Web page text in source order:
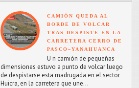
CAMIÓN QUEDA AL
BORDE DE VOLCAR
TRAS DESPISTE EN LA
CARRETERA CERRO DE
PASCO–YANAHUANCA
U n camión de pequeñas
dimensiones estuvo a punto de volcar luego
de despistarse esta madrugada en el sector
Huicra, en la carretera que une...